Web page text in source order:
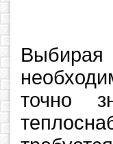
точно